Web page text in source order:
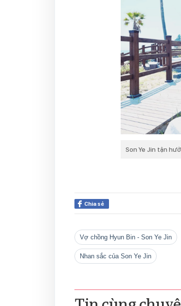
Son Ye Jin tận
Chia sẻ
vợ chồng Hyun Bin - Son Ye Jin
nhan sắc của Son Ye Jin